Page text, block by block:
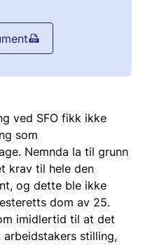
ved SFO fikk ikke
som
Nemnda la til grunn
krav til hele den
og dette ble ikke
dom av 25.
imidlertid til at det
stilling,